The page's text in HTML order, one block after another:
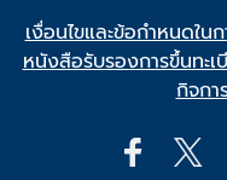
เงื่อนไขและข้อกำหนดในก
หนังสือรับรองการขึ้นทะเ
กิจกา